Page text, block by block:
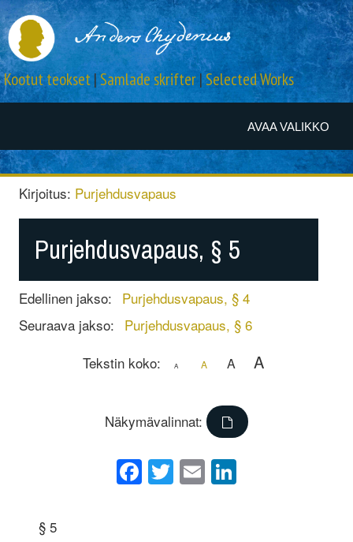
AVAA VALIKKO
Kootut teokset|Samlade skrifter|Selected Works
Kirjoitus: Purjehdusvapaus
Purjehdusvapaus, § 5
Edellinen jakso: Purjehdusvapaus, § 4
Seuraava jakso: Purjehdusvapaus, § 6
Tekstin koko:
A A A A
Näkymävalinnat:
Facebook
Twitter
Email
§ 5